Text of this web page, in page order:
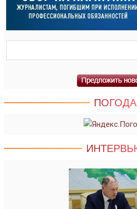
ПОГОДА